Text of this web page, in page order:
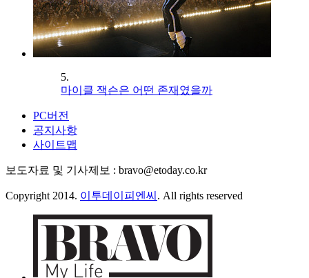
5.
마이클 잭슨은 어떤 존재였을까
PC버전
공지사항
사이트맵
보도자료 및 기사제보 : bravo@etoday.co.kr
Copyright 2014. 이투데이피엔씨 . All rights reserved